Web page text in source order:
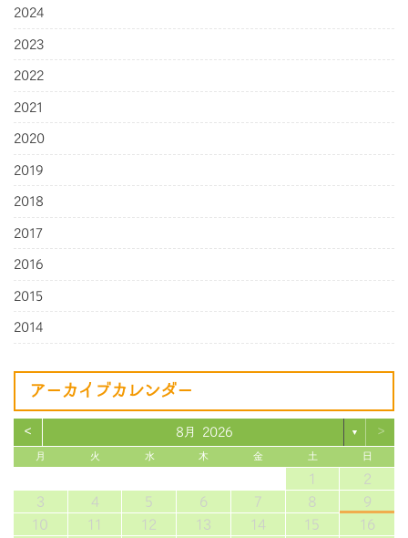
2024
2023
2022
2021
2020
2019
2018
2017
2016
2015
2014
アーカイブカレンダー
< 8月 2026 ▼ >
月 火 水 木 金 土 日
1
2
3
4 5 6 7 8
9
10
11 12 13 14 15
16